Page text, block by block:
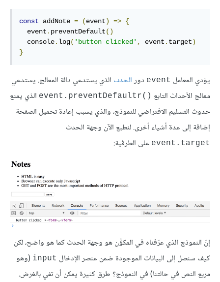
const addNote = (event) => {
  event
. preventDefault()
  console
. log( 'button clicked' , event . target)
}
يؤدي المعامل event دورالحدث الذي يستدعي دالة المعالج. يستدعي
معالج الأحداث التابع ()event.preventDefaultr
الذي يمنع
حدوث التسليم الافتراضي للنموذج، والذي يسبب إعادة تحميل الصفحة
إضافة إلى عدة أشياء أخرى. لنطبع الآن وجهة الحدث
event.target على الطرفية:
إنّ النموذج الذي عرّفناه في المكوًّن هو وجهة الحدث كما هو واضح، لكن
كيف سنصل إلى البيانات الموجودة ضمن عنصر الإدخال input (وهو
مربع النص في حالتنا) في النموذج؟ طرق كثيرة يمكن أن تفي بالغرض.